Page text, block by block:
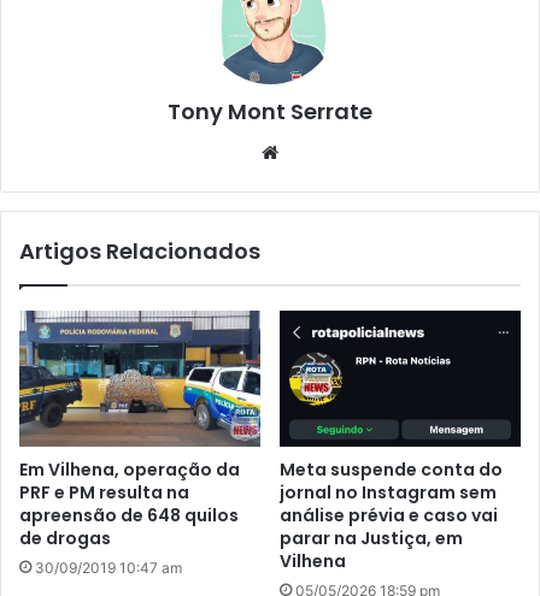
Tony Mont Serrate
te
Artigos Relacionados
Em Vilhena, operação da
PRF e PM resulta na
apreensão de 648 quilos
de drogas
30/09/2019 10:47 am
Meta suspende conta do
jornal no Instagram sem
análise prévia e caso vai
parar na Justiça, em
Vilhena
05/05/2026 18:59 pm